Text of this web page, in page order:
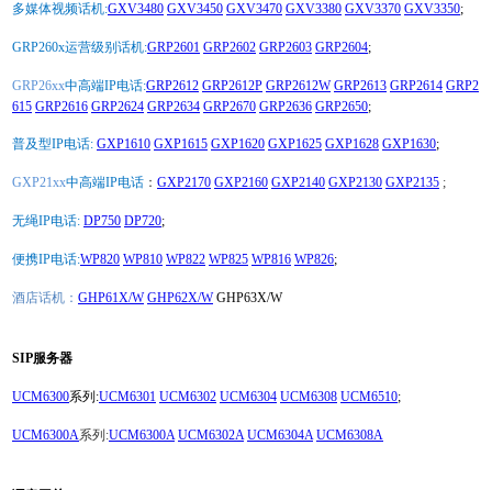
多媒体视频话机:GXV3480 GXV3450 GXV3470 GXV3380 GXV3370 GXV3350;
GRP260x运营级别话机:GRP2601 GRP2602 GRP2603 GRP2604;
GRP26xx中高端IP电话:GRP2612 GRP2612P GRP2612W GRP2613 GRP2614 GRP2
615 GRP2616 GRP2624 GRP2634 GRP2670 GRP2636 GRP2650;
普及型IP电话: GXP1610 GXP1615 GXP1620 GXP1625 GXP1628 GXP1630;
GXP21xx中高端IP电话 ： GXP2170 GXP2160 GXP2140 GXP2130 GXP2135 ;
无绳IP电话: DP750 DP720;
便携IP电话:WP820 WP810 WP822 WP825 WP816 WP826;
酒店话机： GHP61X/W GHP62X/WGHP63X/W
SIP服务器
UCM6300系列:UCM6301 UCM6302 UCM6304 UCM6308 UCM6510;
UCM6300A系列:UCM6300A UCM6302A UCM6304A UCM6308A